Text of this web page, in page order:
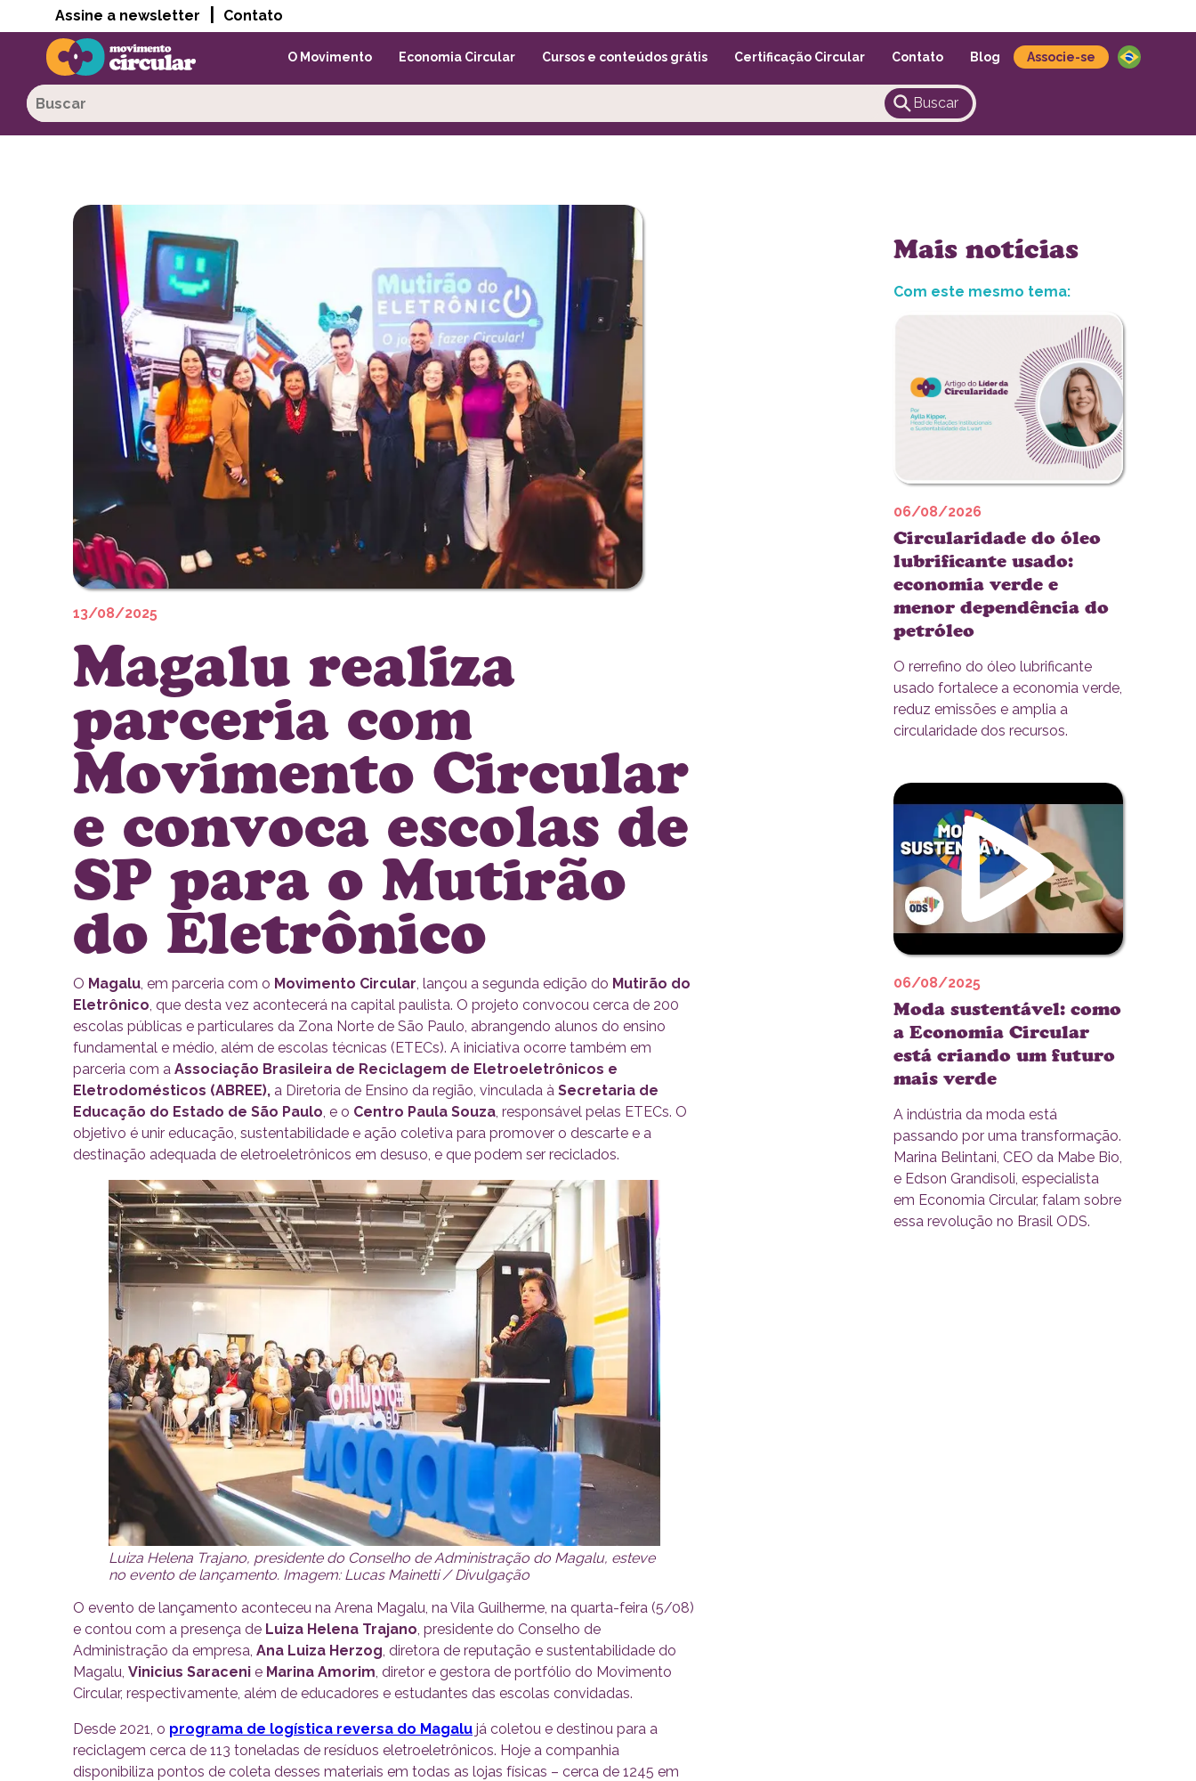
Assine a newsletter Contato
O Movimento Economia Circular Cursos e conteúdos grátis Certificação Circular Contato Blog Associe-se Português
Buscar
13/08/2025
Magalu realiza
parceria com
Movimento Circular
e convoca escolas de
SP para o Mutirão
do Eletrônico
O Magalu, em parceria com o Movimento Circular, lançou a segunda edição do Mutirão do
Eletrônico, que desta vez acontecerá na capital paulista. O projeto convocou cerca de 200
escolas públicas e particulares da Zona Norte de São Paulo, abrangendo alunos do ensino
fundamental e médio, além de escolas técnicas (ETECs). A iniciativa ocorre também em
parceria com a Associação Brasileira de Reciclagem de Eletroeletrônicos e
Eletrodomésticos (ABREE), a Diretoria de Ensino da região, vinculada à Secretaria de
Educação do Estado de São Paulo, e o Centro Paula Souza, responsável pelas ETECs. O
objetivo é unir educação, sustentabilidade e ação coletiva para promover o descarte e a
destinação adequada de eletroeletrônicos em desuso, e que podem ser reciclados.
Luiza Helena Trajano, presidente do Conselho de Administração do Magalu, esteve
no evento de lançamento. Imagem: Lucas Mainetti / Divulgação
O evento de lançamento aconteceu na Arena Magalu, na Vila Guilherme, na quarta-feira (5/08)
e contou com a presença de Luiza Helena Trajano, presidente do Conselho de
Administração da empresa, Ana Luiza Herzog, diretora de reputação e sustentabilidade do
Magalu, Vinicius Saraceni e Marina Amorim, diretor e gestora de portfólio do Movimento
Circular, respectivamente, além de educadores e estudantes das escolas convidadas.
Desde 2021, o programa de logística reversa do Magalu já coletou e destinou para a
reciclagem cerca de 113 toneladas de resíduos eletroeletrônicos. Hoje a companhia
disponibiliza pontos de coleta desses materiais em todas as lojas físicas – cerca de 1245 em
Mais notícias
Com este mesmo tema:
06/08/2026
Circularidade do óleo
lubrificante usado:
economia verde e
menor dependência do
petróleo
O rerrefino do óleo lubrificante
usado fortalece a economia verde,
reduz emissões e amplia a
circularidade dos recursos.
06/08/2025
Moda sustentável: como
a Economia Circular
está criando um futuro
mais verde
A indústria da moda está
passando por uma transformação.
Marina Belintani, CEO da Mabe Bio,
e Edson Grandisoli, especialista
em Economia Circular, falam sobre
essa revolução no Brasil ODS.